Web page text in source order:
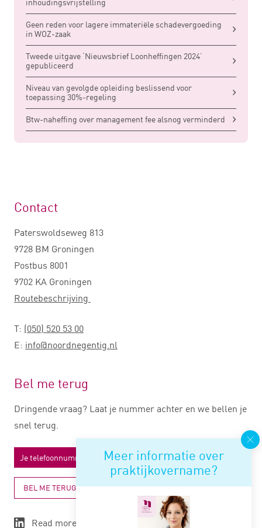
inhoudingsvrijstelling
Geen reden voor lagere immateriële schadevergoeding
in WOZ-zaak
Tweede uitgave ‘Nieuwsbrief Loonheffingen 2024’
gepubliceerd
Niveau van gevolgde opleiding beslissend voor
toepassing 30%-regeling
Btw-naheffing over management fee alsnog verminderd
Meer informatie over
praktijkovername?
Contact
Paterswoldseweg 813
9728 BM Groningen
Postbus 8001
9702 KA Groningen
Routebeschrijving
T: (050) 520 53 00
E: info@noordnegentig.nl
Bel me terug
Dringende vraag? Laat je nummer achter en we bellen je
snel terug.
BEL ME TERUG
Read more